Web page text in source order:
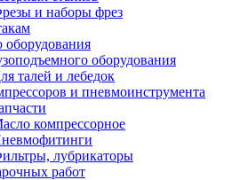
и наборы фрез
оборудования
оборудования
талей и лебедок
и пневмоинструмента
компрессорное
лубрикаторы
работ